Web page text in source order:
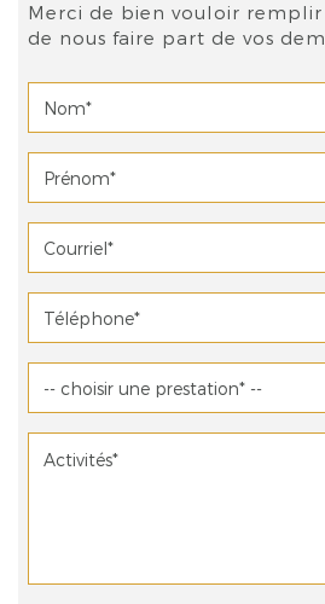
Merci de bien vouloir
de nous faire part de vos